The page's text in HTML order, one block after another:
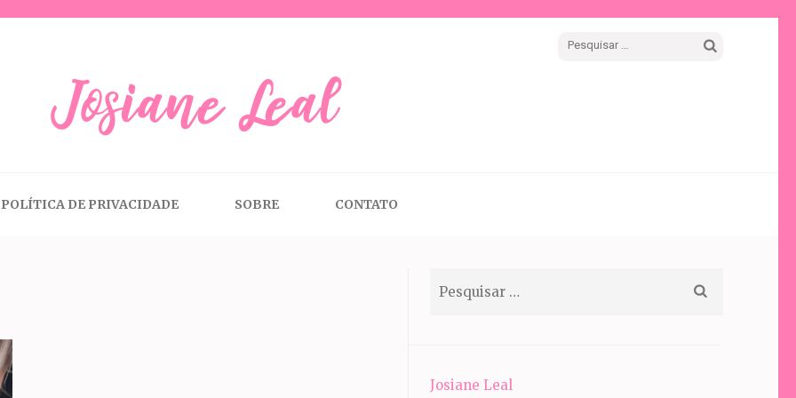
Pesquisar
POLÍTICA DE PRIVACIDADE SOBRE CONTATO
Josiane Leal